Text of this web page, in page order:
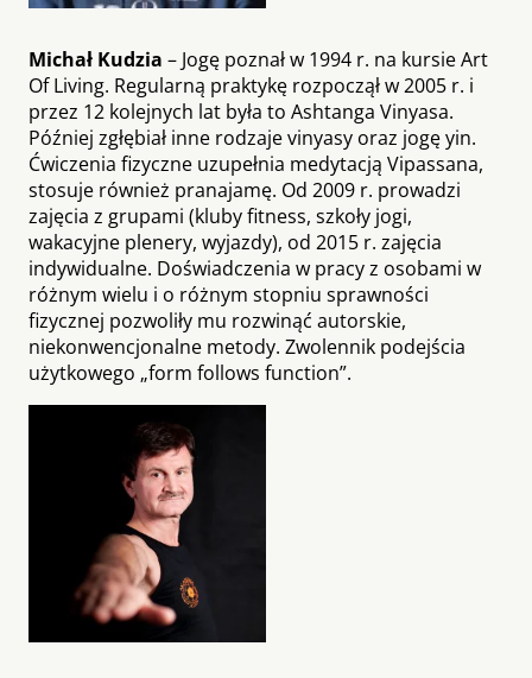
Michał Kudzia – Jogę poznał w 1994 r. na kursie Art
Of Living. Regularną praktykę rozpoczął w 2005 r. i
przez 12 kolejnych lat była to Ashtanga Vinyasa.
Później zgłębiał inne rodzaje vinyasy oraz jogę yin.
Ćwiczenia fizyczne uzupełnia medytacją Vipassana,
stosuje również pranajamę. Od 2009 r. prowadzi
zajęcia z grupami (kluby fitness, szkoły jogi,
wakacyjne plenery, wyjazdy), od 2015 r. zajęcia
indywidualne. Doświadczenia w pracy z osobami w
różnym wielu i o różnym stopniu sprawności
fizycznej pozwoliły mu rozwinąć autorskie,
niekonwencjonalne metody. Zwolennik podejścia
użytkowego „form follows function”.